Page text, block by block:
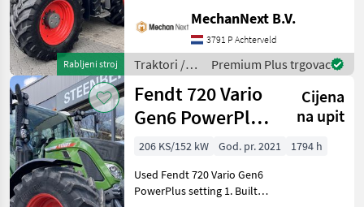
Rabljeni stroj
power of 201 hp and has 4,
510 operating hours.
Transmission 50 km/h
version PTO spe
MechanNext B.V.
3791 P Achterveld
Traktori /
Fendt
Premium Plus trgovac
Fendt 720 Vario
Gen6 PowerPlus
setting 1
Cijena
na upit
206 KS/152 kW God. pr. 2021
1794 h
Used Fendt 720 Vario Gen6
PowerPlus setting 1. Built in